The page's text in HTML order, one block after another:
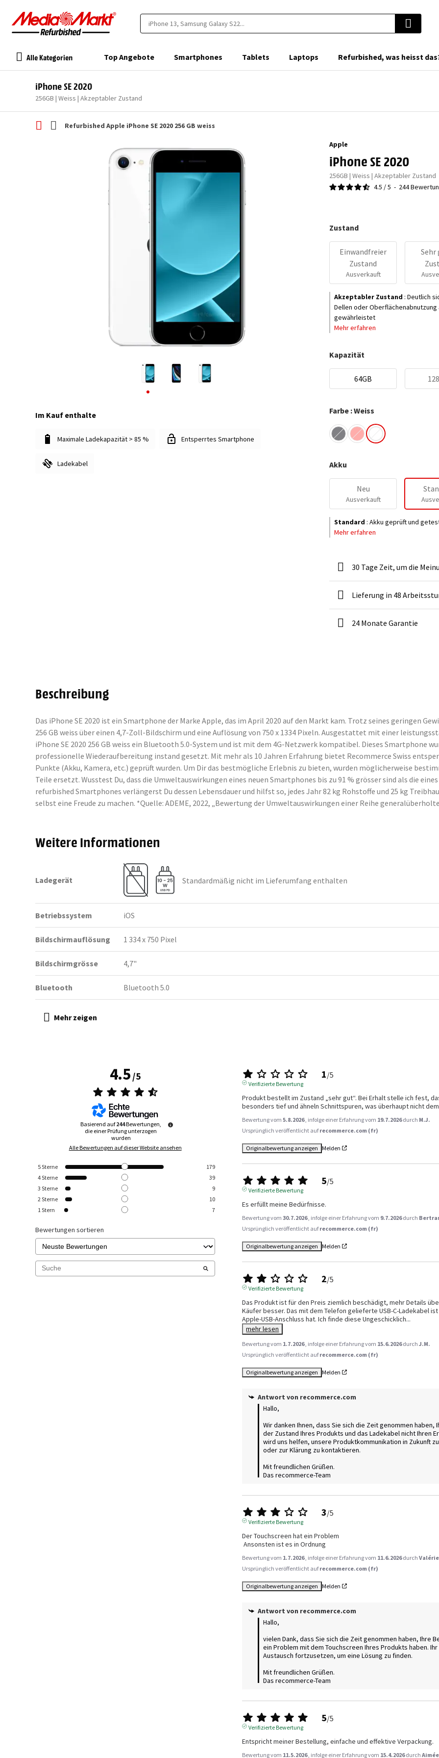
Alle Kategorien Top Angebote Smartphones Tablets Laptops Refurbished, was heisst
iPhone SE 2020
256GB | Weiss | Akzeptabler Zustand
Refurbished Apple iPhone SE 2020 256 GB weiss
Apple
iPhone SE 2020
256GB | Weiss | Akzeptabler Zustand
4.5 /5 - 244
Im Kauf enthalte
Maximale Ladekapazität > 85 % Entsperrtes Smartphone
Ladekabel
Zustand
Einwandfreier
Zustand
Ausverkauft
Sehr
Akzeptabler Zustand : Deutlich
Dellen oder
gewährleistet
Mehr erfahren
Kapazität
64GB
Farbe : Weiss
Akku
Neu
Ausverkauft
Standard : Akku geprüft und
Mehr erfahren
30 Tage Zeit, um die
Lieferung in 48
24 Monate Garantie
Beschreibung
Das iPhone SE 2020 ist ein Smartphone der Marke Apple, das im April 2020 auf den Markt kam. Trotz seines geringen
256 GB weiss über einen 4,7-Zoll-Bildschirm und eine Auflösung von 750 x 1334 Pixeln. Ausgestattet mit einer
iPhone SE 2020 256 GB weiss ein Bluetooth 5.0-System und ist mit dem 4G-Netzwerk kompatibel. Dieses Smartphone
professionelle Wiederaufbereitung instand gesetzt. Mit mehr als 10 Jahren Erfahrung bietet Recommerce Swiss
Punkte (Akku, Kamera, etc.) geprüft wurden. Um Dir das bestmögliche Erlebnis zu bieten, wurden möglicherweise
Teile ersetzt. Wusstest Du, dass die Umweltauswirkungen eines neuen Smartphones bis zu 91 % grösser sind als die
refurbished Smartphones verlängerst Du dessen Lebensdauer und hilfst so, jedes Jahr 82 kg Rohstoffe und 25 kg
selbst eine Freude zu machen. *Quelle: ADEME, 2022, „Bewertung der Umweltauswirkungen einer Reihe
Weitere Informationen
Ladegerät Standardmäßig nicht im Lieferumfang enthalten
Betriebssystem iOS
Bildschirmauflösung 1 334 x 750 Pixel
Bildschirmgrösse 4,7"
Bluetooth Bluetooth 5.0
4.5/5
Basierend auf244Bewertungen,
die einer Prüfung unterzogen
wurden
Alle Bewertungen auf dieser Website ansehen
5Sterne
179
4Sterne
39
3 Sterne
9
2 Sterne
10
1 Stern 7
Bewertungen sortieren
1/5
Verifizierte Bewertung
Produkt bestellt im Zustand „sehr gut“. Bei Erhalt stelle ich fest,
besonders tief und ähneln Schnittspuren, was überhaupt nicht
Bewertung vom5.8.2026 , infolge einer Erfahrung vom 19.7.2026durch M.J.
Ursprünglich veröffentlicht aufrecommerce.com (fr)
Originalbewertung anzeigen Melden
5/5
Verifizierte Bewertung
Es erfüllt meine Bedürfnisse.
Bewertung vom30.7.2026 , infolge einer Erfahrung vom 9.7.2026durch
Ursprünglich veröffentlicht aufrecommerce.com (fr)
Originalbewertung anzeigen Melden
2/5
Verifizierte Bewertung
Das Produkt ist für den Preis ziemlich beschädigt, mehr Details
Käufer besser. Das mit dem Telefon gelieferte USB-C-Ladekabel
Apple-USB-Anschluss hat. Ich finde diese Ungeschicklich...
mehr lesen
Bewertung vom 1.7.2026 , infolge einer Erfahrung vom 15.6.2026durchJ.M.
Ursprünglich veröffentlicht aufrecommerce.com (fr)
Originalbewertung anzeigen Melden
Antwort von recommerce.com
Hallo,
Wir danken Ihnen, dass Sie sich die Zeit genommen
der Zustand Ihres Produkts und das Ladekabel nicht Ihren
wird uns helfen, unsere Produktkommunikation in Zukunft
oder zur Klärung zu kontaktieren.
Mit freundlichen Grüßen.
Das recommerce-Team
3/5
Verifizierte Bewertung
Der Touchscreen hat ein Problem
Ansonsten ist es in Ordnung
Bewertung vom 1.7.2026 , infolge einer Erfahrung vom 11.6.2026durchValérie
Ursprünglich veröffentlicht aufrecommerce.com (fr)
Originalbewertung anzeigen Melden
Antwort von recommerce.com
Hallo,
vielen Dank, dass Sie sich die Zeit genommen haben, Ihre
ein Problem mit dem Touchscreen Ihres Produkts haben.
Austausch fortzusetzen, um eine Lösung zu finden.
Mit freundlichen Grüßen.
Das recommerce-Team
5/5
Verifizierte Bewertung
Entspricht meiner Bestellung, einfache und effektive Verpackung.
Bewertung vom 11.5.2026 , infolge einer Erfahrung vom 15.4.2026durch